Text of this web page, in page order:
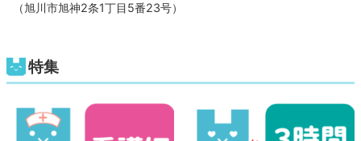
（旭川市旭神2条1丁目5番23号）
特集